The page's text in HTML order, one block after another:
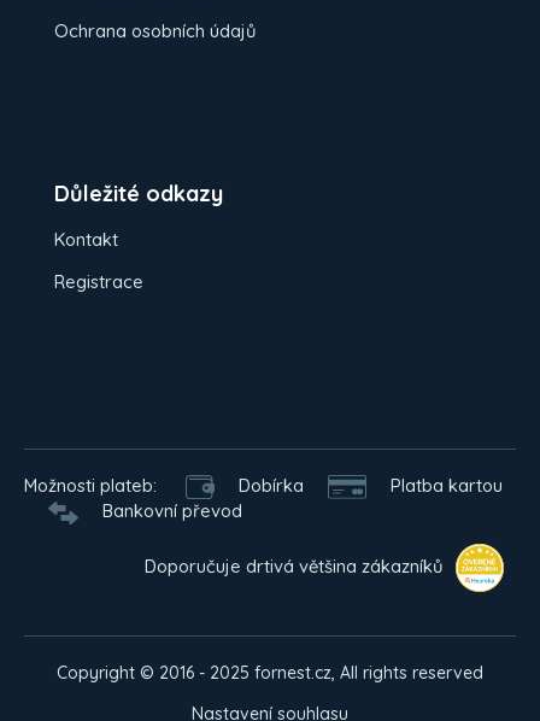
Ochrana osobních údajů
Důležité odkazy
Kontakt
Registrace
Možnosti plateb: Dobírka
Platba kartou
Bankovní převod
Doporučuje drtivá většina zákazníků
Copyright © 2016 - 2025 fornest.cz, All rights reserved
Nastavení souhlasu